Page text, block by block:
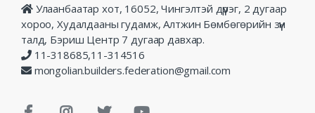
Улаанбаатар хот, 16052, Чингэлтэй дүүрэг, 2 дугаар
хороо, Худалдааны гудамж, Алтжин Бөмбөгөрийн зүүн
талд, Бэриш Центр 7 дугаар давхар.
11-318685,11-314516
mongolian.builders.federation@gmail.com